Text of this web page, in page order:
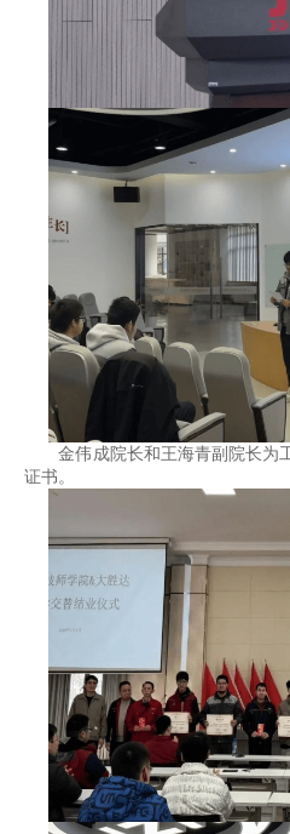
金伟成院长和王海青副院长为
证书。